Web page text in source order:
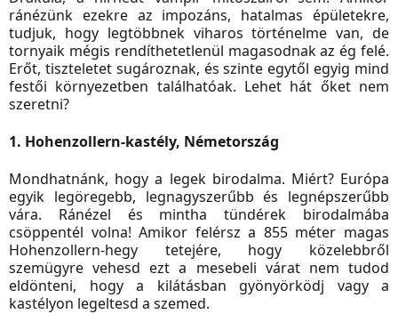
ránézünk ezekre az impozáns, hatalmas épületekre,
tudjuk, hogy legtöbbnek viharos történelme van, de
tornyaik mégis rendíthetetlenül magasodnak az ég felé.
Erőt, tiszteletet sugároznak, és szinte egytől egyig mind
festői környezetben találhatóak. Lehet hát őket nem
szeretni?
1. Hohenzollern-kastély, Németország
Mondhatnánk, hogy a legek birodalma. Miért? Európa
egyik legöregebb, legnagyszerűbb és legnépszerűbb
vára. Ránézel és mintha tündérek birodalmába
csöppentél volna! Amikor felérsz a 855 méter magas
Hohenzollern-hegy tetejére, hogy közelebbről
szemügyre vehesd ezt a mesebeli várat nem tudod
eldönteni, hogy a kilátásban gyönyörködj vagy a
kastélyon legeltesd a szemed.